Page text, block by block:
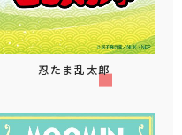
忍たま乱太郎